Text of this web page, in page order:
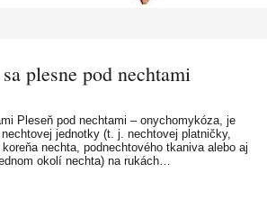
plesne pod nechtami
Pleseň pod nechtami – onychomykóza, je
jednotky (t. j. nechtovej platničky,
nechta, podnechtového tkaniva alebo aj
okolí nechta) na rukách…